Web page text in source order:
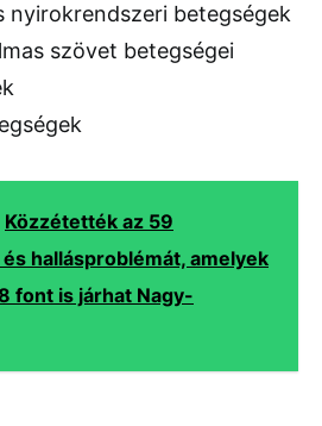
nyirokrendszeri betegségek
szövet betegségei
Közzétették az 59
hallásproblémát, amelyek
font is járhat Nagy-